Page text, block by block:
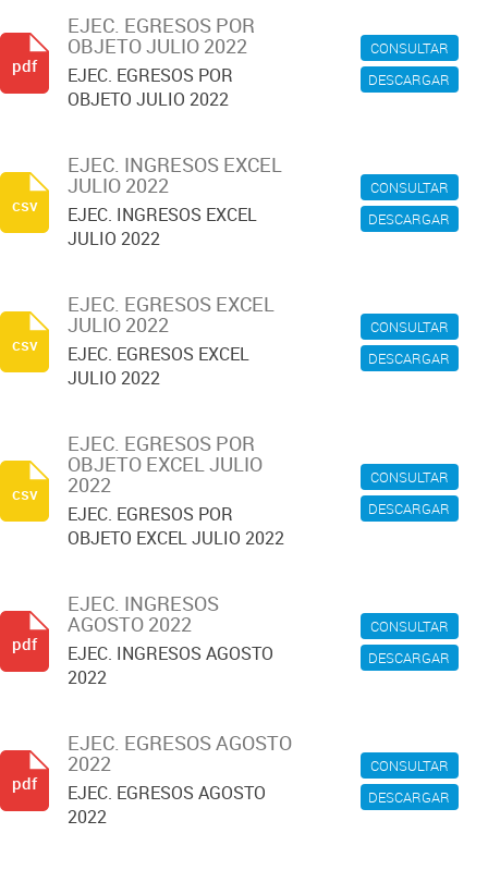
CONSULTAR
DESCARGAR
EJEC. EGRESOS POR
OBJETO JULIO 2022
EJEC. EGRESOS POR
OBJETO JULIO 2022
pdf
CONSULTAR
DESCARGAR
EJEC. INGRESOS EXCEL
JULIO 2022
EJEC. INGRESOS EXCEL
JULIO 2022
csv
CONSULTAR
DESCARGAR
EJEC. EGRESOS EXCEL
JULIO 2022
EJEC. EGRESOS EXCEL
JULIO 2022
csv
CONSULTAR
DESCARGAR
EJEC. EGRESOS POR
OBJETO EXCEL JULIO
2022
EJEC. EGRESOS POR
OBJETO EXCEL JULIO 2022
csv
CONSULTAR
DESCARGAR
EJEC. INGRESOS
AGOSTO 2022
EJEC. INGRESOS AGOSTO
2022
pdf
CONSULTAR
DESCARGAR
EJEC. EGRESOS AGOSTO
2022
EJEC. EGRESOS AGOSTO
2022
pdf